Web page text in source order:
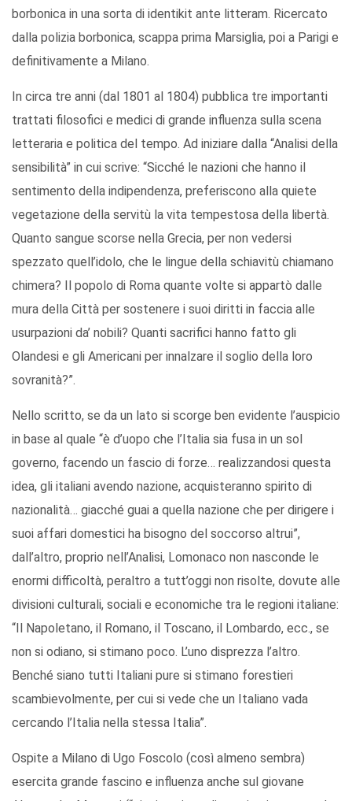
borbonica in una sorta di identikit ante litteram. Ricercato
dalla polizia borbonica, scappa prima Marsiglia, poi a Parigi e
definitivamente a Milano.
In circa tre anni (dal 1801 al 1804) pubblica tre importanti
trattati filosofici e medici di grande influenza sulla scena
letteraria e politica del tempo. Ad iniziare dalla “Analisi della
sensibilità” in cui scrive: “Sicché le nazioni che hanno il
sentimento della indipendenza, preferiscono alla quiete
vegetazione della servitù la vita tempestosa della libertà.
Quanto sangue scorse nella Grecia, per non vedersi
spezzato quell’idolo, che le lingue della schiavitù chiamano
chimera? Il popolo di Roma quante volte si appartò dalle
mura della Città per sostenere i suoi diritti in faccia alle
usurpazioni da’ nobili? Quanti sacrifici hanno fatto gli
Olandesi e gli Americani per innalzare il soglio della loro
sovranità?”.
Nello scritto, se da un lato si scorge ben evidente l’auspicio
in base al quale “è d’uopo che l’Italia sia fusa in un sol
governo, facendo un fascio di forze… realizzandosi questa
idea, gli italiani avendo nazione, acquisteranno spirito di
nazionalità… giacché guai a quella nazione che per dirigere i
suoi affari domestici ha bisogno del soccorso altrui”,
dall’altro, proprio nell’Analisi, Lomonaco non nasconde le
enormi difficoltà, peraltro a tutt’oggi non risolte, dovute alle
divisioni culturali, sociali e economiche tra le regioni italiane:
“Il Napoletano, il Romano, il Toscano, il Lombardo, ecc., se
non si odiano, si stimano poco. L’uno disprezza l’altro.
Benché siano tutti Italiani pure si stimano forestieri
scambievolmente, per cui si vede che un Italiano vada
cercando l’Italia nella stessa Italia”.
Ospite a Milano di Ugo Foscolo (così almeno sembra)
esercita grande fascino e influenza anche sul giovane